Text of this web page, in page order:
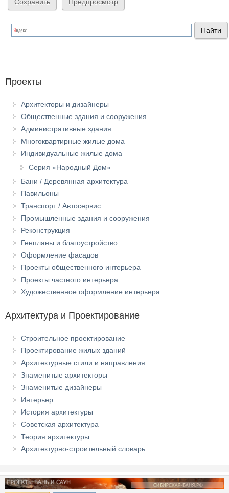
Проекты
Архитекторы и дизайнеры
Общественные здания и сооружения
Административные здания
Многоквартирные жилые дома
Индивидуальные жилые дома
Серия «Народный Дом»
Бани / Деревянная архитектура
Павильоны
Транспорт / Автосервис
Промышленные здания и сооружения
Реконструкция
Генпланы и благоустройство
Оформление фасадов
Проекты общественного интерьера
Проекты частного интерьера
Художественное оформление интерьера
Архитектура и Проектирование
Строительное проектирование
Проектирование жилых зданий
Архитектурные стили и направления
Знаменитые архитекторы
Знаменитые дизайнеры
Интерьер
История архитектуры
Советская архитектура
Теория архитектуры
Архитектурно-строительный словарь